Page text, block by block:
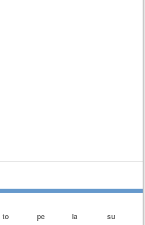
to pe la su